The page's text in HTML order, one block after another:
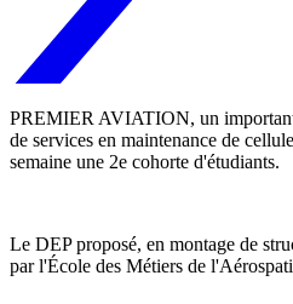
PREMIER AVIATION, un
de services en maintenance de
semaine une 2e cohorte d'étudiants.
Le DEP proposé, en montage de
par l'École des Métiers de